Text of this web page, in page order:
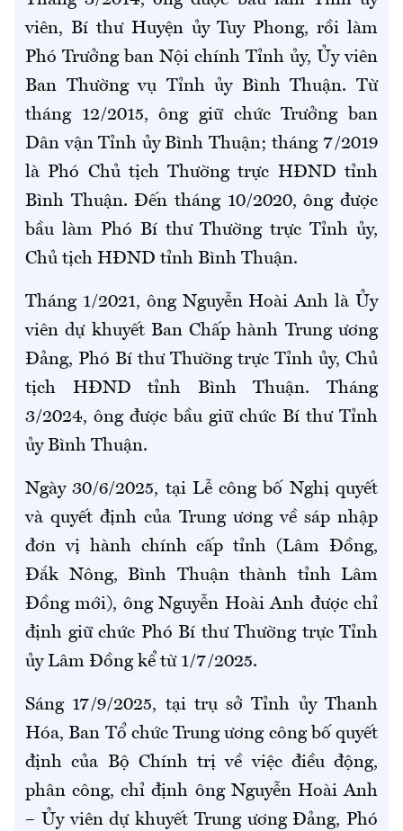
viên, Bí thư Huyện ủy Tuy Phong, rồi làm
Phó Trưởng ban Nội chính Tỉnh ủy, Ủy viên
Ban Thường vụ Tỉnh ủy Bình Thuận. Từ
tháng 12/2015, ông giữ chức Trưởng ban
Dân vận Tỉnh ủy Bình Thuận; tháng 7/2019
là Phó Chủ tịch Thường trực HĐND tỉnh
Bình Thuận. Đến tháng 10/2020, ông được
bầu làm Phó Bí thư Thường trực Tỉnh ủy,
Chủ tịch HĐND tỉnh Bình Thuận.
Tháng 1/2021, ông Nguyễn Hoài Anh là Ủy
viên dự khuyết Ban Chấp hành Trung ương
Đảng, Phó Bí thư Thường trực Tỉnh ủy, Chủ
tịch HĐND tỉnh Bình Thuận. Tháng
3/2024, ông được bầu giữ chức Bí thư Tỉnh
ủy Bình Thuận.
Ngày 30/6/2025, tại Lễ công bố Nghị quyết
và quyết định của Trung ương về sáp nhập
đơn vị hành chính cấp tỉnh (Lâm Đồng,
Đắk Nông, Bình Thuận thành tỉnh Lâm
Đồng mới), ông Nguyễn Hoài Anh được chỉ
định giữ chức Phó Bí thư Thường trực Tỉnh
ủy Lâm Đồng kể từ 1/7/2025.
Sáng 17/9/2025, tại trụ sở Tỉnh ủy Thanh
Hóa, Ban Tổ chức Trung ương công bố quyết
định của Bộ Chính trị về việc điều động,
phân công, chỉ định ông Nguyễn Hoài Anh
– Ủy viên dự khuyết Trung ương Đảng, Phó